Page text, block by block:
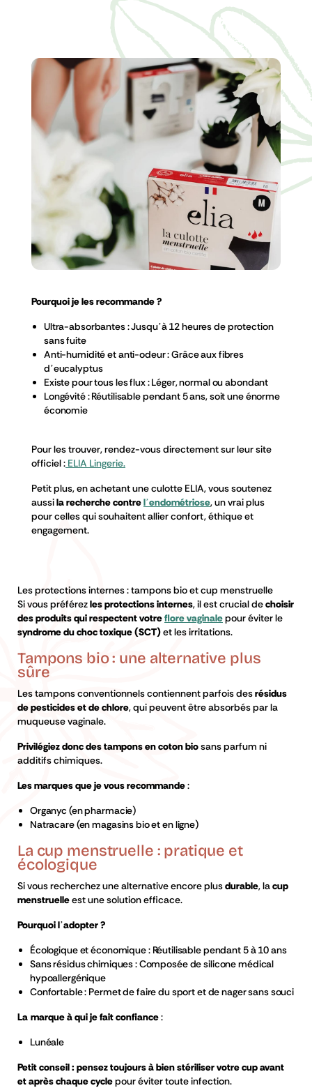
Pourquoi je les recommande ?
Ultra-absorbantes: Jusqu’à12 heures de protection
sans fuite
Anti-humidité et anti-odeur: Grâce aux fibres
d’eucalyptus
Existe pour tous les flux: Léger, normal ou abondant
Longévité: Réutilisable pendant5 ans, soit une énorme
économie
Pour les trouver, rendez-vousdirectement sur leur site
officiel : ELIA Lingerie.
Petit plus,en achetant une culotte ELIA, vous soutenez
aussila recherche contrel’endométriose, un vrai plus
pour celles qui souhaitent allier confort, éthique et
engagement.
Les protections internes : tampons bio et cup menstruelle
Si vous préférezles protections internes, il est crucial dechoisir
des produits qui respectent votreflore vaginalepour éviter le
syndrome du choc toxique (SCT)et les irritations.
Tampons bio : une alternative plus
sûre
Les tampons conventionnels contiennent parfois desrésidus
de pesticides et de chlore, qui peuvent être absorbés par la
muqueuse vaginale.
Privilégiez donc des tampons en coton biosans parfum ni
additifs chimiques.
Les marques que je vous recommande:
Organyc (en pharmacie)
Natracare (en magasins bio et en ligne)
La cup menstruelle : pratique et
écologique
Si vous recherchez une alternative encore plusdurable, lacup
menstruelleest une solution efficace.
Pourquoi l’adopter ?
Écologique et économique: Réutilisable pendant5 à 10 ans
Sans résidus chimiques: Composée desilicone médical
hypoallergénique
Confortable: Permet defaire du sport et de nager sans souci
La marque à qui je fait confiance:
Lunéale
Petit conseil : pensez toujours à bien stériliser votre cup avant
et après chaque cyclepour éviter toute infection.